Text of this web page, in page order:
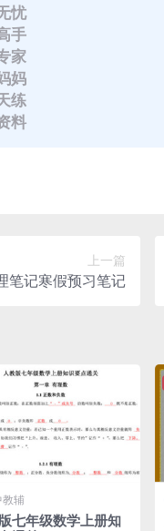
忧
手
家
妈
练
料
上一篇
笔记寒假预习笔记
辅
七年级数学上册知